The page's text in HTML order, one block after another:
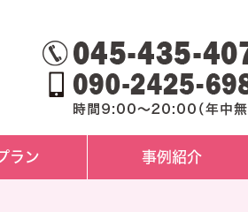
ラン 事例紹介